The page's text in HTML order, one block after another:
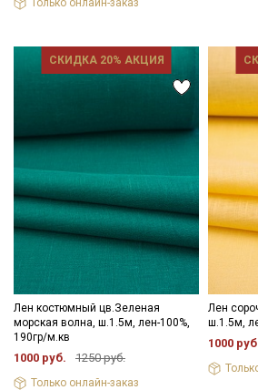
Только онлайн-заказ
СКИДКА 20% АКЦИЯ
Лен костюмный цв.Зеленая
морская волна, ш.1.5м, лен-100%,
190гр/м.кв
1000 руб. 1250 руб.
Только онлайн-заказ
Лен
ш.1.5м,
1000